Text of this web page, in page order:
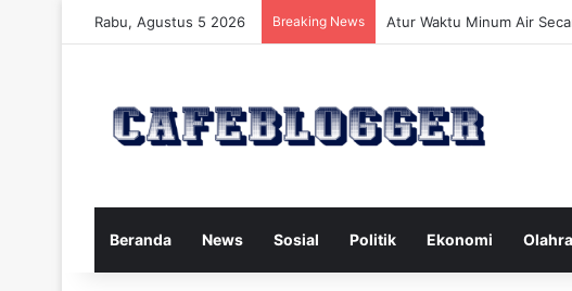
Rabu, Agustus 5 2026 Breaking News Atur Waktu Minum Air
Beranda News Sosial Politik Ekonomi